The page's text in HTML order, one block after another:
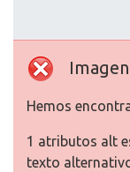
Hemos
1 atributos alt
texto